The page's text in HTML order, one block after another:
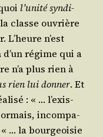
l’u­ni­té syn­di­
classe ouvrière
n’est
régime qui a
n’a plus rien à
rien lui don­ner. Et
: « … l’exis­
incom­pa­
… la bour­geoi­sie